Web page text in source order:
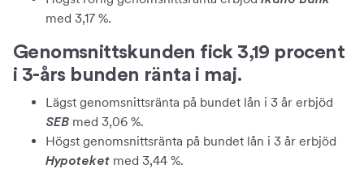
med 3,17 %.
Genomsnittskunden fick 3,19 procent
i 3-års bunden ränta i maj.
Lägst genomsnittsränta på bundet lån i 3 år erbjöd
SEB med 3,06 %.
Högst genomsnittsränta på bundet lån i 3 år erbjöd
Hypoteket med 3,44 %.